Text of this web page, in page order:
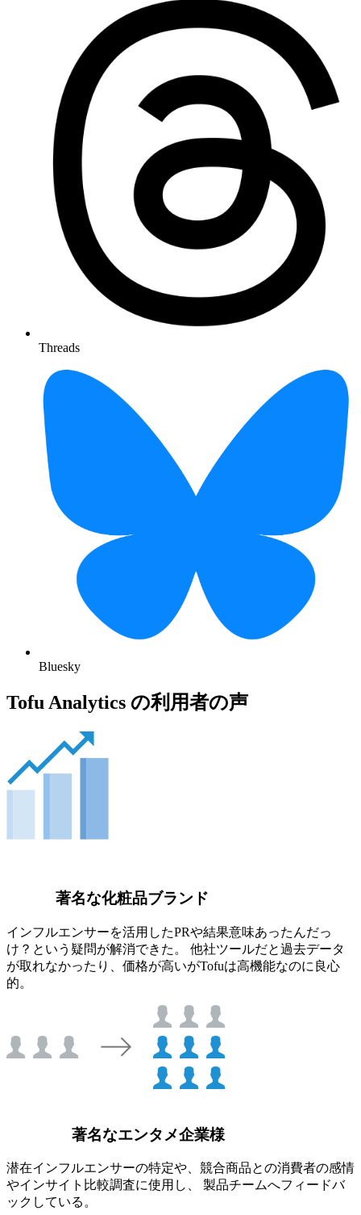
Threads
Bluesky
Tofu Analytics の利用者の声
著名な化粧品ブランド
インフルエンサーを活用したPRや結果意味あったんだっ
け？という疑問が解消できた。 他社ツールだと過去データ
が取れなかったり、価格が高いがTofuは高機能なのに良心
的。
著名なエンタメ企業様
潜在インフルエンサーの特定や、競合商品との消費者の感情
やインサイト比較調査に使用し、 製品チームへフィードバ
ックしている。